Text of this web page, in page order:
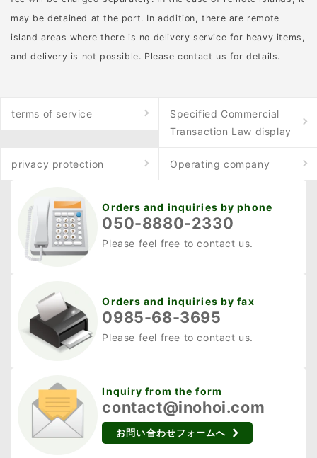
may be detained at the port. In addition, there are remote
island areas where there is no delivery service for heavy items,
and delivery is not possible. Please contact us for details.
terms of service
Specified Commercial
Transaction Law display
privacy protection Operating company
Orders and inquiries by phone
050-8880-2330
Please feel free to contact us.
Orders and inquiries by fax
0985-68-3695
Please feel free to contact us.
Inquiry from the form
contact@inohoi.com
お問い合わせフォームへ